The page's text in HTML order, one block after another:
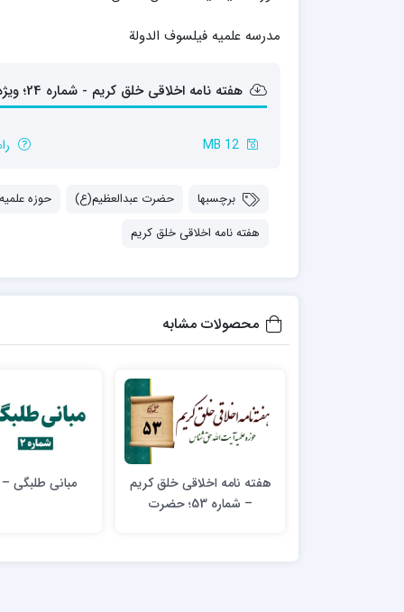
مدرسه علمیه علوی
مدرسه علمیه معصومیه
مدرسه علمیه نمونه پیامبر اعظم(ص)
حسن علیه السلام
مدرسه علمیه فیلسوف الدولة
هفته نامه اخلاقی خلق کریم - شماره 24؛ ویژه‌نامه‌ حضرت‌ عبدالعظیم(ع)
12 MB
برچسبها حضرت‌ عبدالعظیم(ع) حوزه
هفته نامه اخلاقی خلق کریم
محصولات مشابه
هفته نامه اخلاقی خلق کریم
– شماره 53؛ حضرت
مبانی طلبگی –